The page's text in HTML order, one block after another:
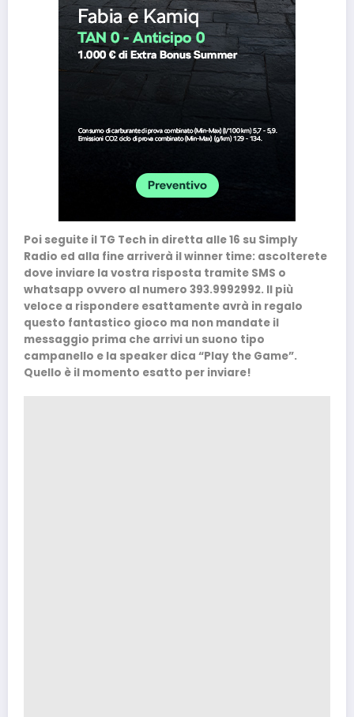
Poi seguite il TG Tech in diretta alle 16 su Simply
Radio ed alla fine arriverà il winner time: ascolterete
dove inviare la vostra risposta tramite SMS o
whatsapp ovvero al numero 393.9992992. Il più
veloce a rispondere esattamente avrà in regalo
questo fantastico gioco ma non mandate il
messaggio prima che arrivi un suono tipo
campanello e la speaker dica “Play the Game”.
Quello è il momento esatto per inviare!